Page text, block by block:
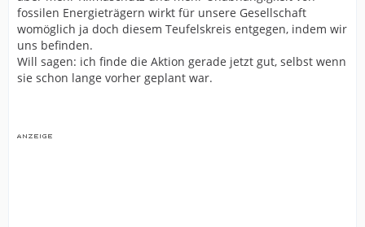
fossilen Energieträgern wirkt für unsere Gesellschaft
womöglich ja doch diesem Teufelskreis entgegen, indem wir
uns befinden.
Will sagen: ich finde die Aktion gerade jetzt gut, selbst wenn
sie schon lange vorher geplant war.